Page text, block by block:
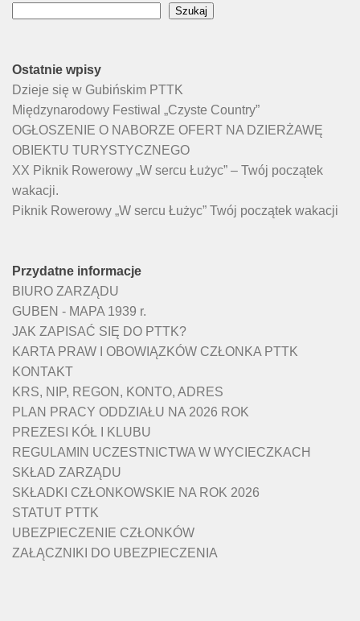
Szukaj
Ostatnie wpisy
Dzieje się w Gubińskim PTTK
Międzynarodowy Festiwal „Czyste Country”
OGŁOSZENIE O NABORZE OFERT NA DZIERŻAWĘ
OBIEKTU TURYSTYCZNEGO
XX Piknik Rowerowy „W sercu Łużyc” – Twój początek
wakacji.
Piknik Rowerowy „W sercu Łużyc” Twój początek wakacji
Przydatne informacje
BIURO ZARZĄDU
GUBEN - MAPA 1939 r.
JAK ZAPISAĆ SIĘ DO PTTK?
KARTA PRAW I OBOWIĄZKÓW CZŁONKA PTTK
KONTAKT
KRS, NIP, REGON, KONTO, ADRES
PLAN PRACY ODDZIAŁU NA 2026 ROK
PREZESI KÓŁ I KLUBU
REGULAMIN UCZESTNICTWA W WYCIECZKACH
SKŁAD ZARZĄDU
SKŁADKI CZŁONKOWSKIE NA ROK 2026
STATUT PTTK
UBEZPIECZENIE CZŁONKÓW
ZAŁĄCZNIKI DO UBEZPIECZENIA